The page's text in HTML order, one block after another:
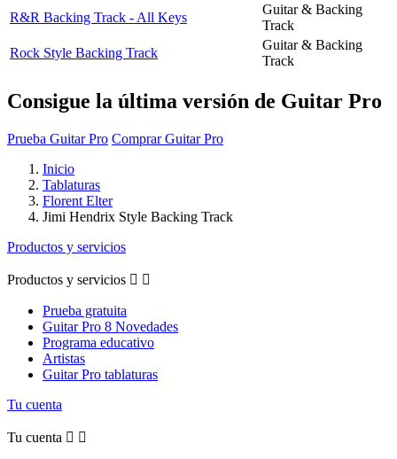
R&R Backing Track - All Keys
Guitar & Backing
Track
Rock Style Backing Track
Guitar & Backing
Track
Consigue la última versión de Guitar Pro
Prueba Guitar Pro Comprar Guitar Pro
Inicio
Tablaturas
Florent Elter
Jimi Hendrix Style Backing Track
Productos y servicios
Productos y servicios  
Prueba gratuita
Guitar Pro 8 Novedades
Programa educativo
Artistas
Guitar Pro tablaturas
Tu cuenta
Tu cuenta  